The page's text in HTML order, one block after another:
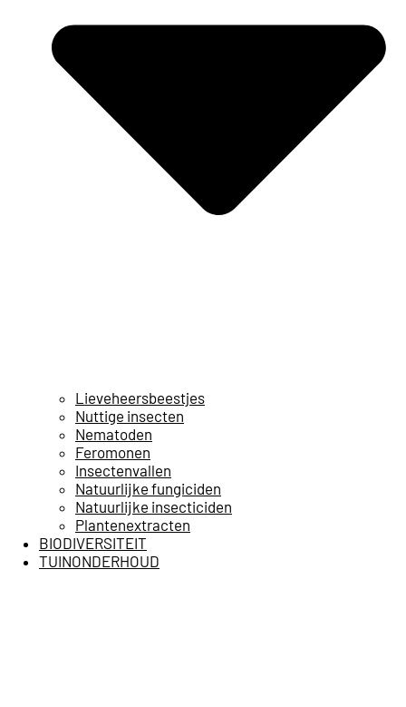
Lieveheersbeestjes
Nuttige insecten
Nematoden
Feromonen
Insectenvallen
Natuurlijke fungiciden
Natuurlijke insecticiden
Plantenextracten
BIODIVERSITEIT
TUINONDERHOUD